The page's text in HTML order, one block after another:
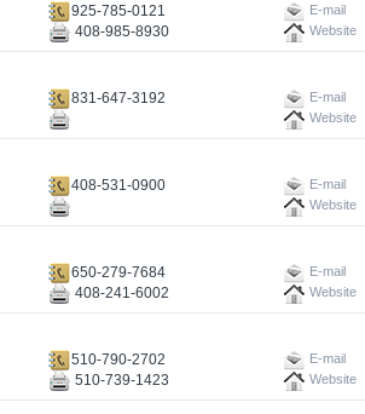
925-785-0121 E-mail
408-985-8930 Website
831-647-3192
E-mail
Website
408-531-0900
E-mail
Website
650-279-7684 E-mail
408-241-6002 Website
510-790-2702 E-mail
510-739-1423 Website